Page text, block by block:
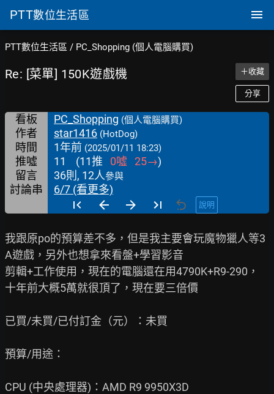
PTT數位生活區
PTT數位生活區 / PC_Shopping (個人電腦購買)
Re: [菜單] 150K遊戲機 ＋收藏
分享
看板 PC_Shopping (個人電腦購買)
作者 star1416 (HotDog)
時間 1年前 (2025/01/11 18:23)
推噓 11 (11推 0噓 25→)
留言
36則, 12人參與
討論串 6/7 (看更多)
說明
我跟原po的預算差不多，但是我主要會玩魔物獵人等3
A遊戲，另外也想拿來看盤+學習影音
剪輯+工作使用，現在的電腦還在用4790K+R9-290，
十年前大概5萬就很頂了，現在要三倍價
已買/未買/已付訂金（元）：未買
預算/用途：
CPU (中央處理器)：AMD R9 9950X3D